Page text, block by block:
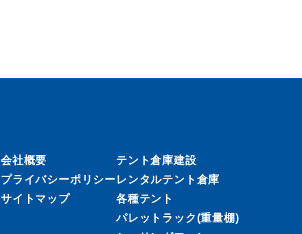
会社概要
プライバシーポリシー
サイトマップ
テント倉庫建設
レンタルテント倉庫
各種テント
パレットラック(重量棚)